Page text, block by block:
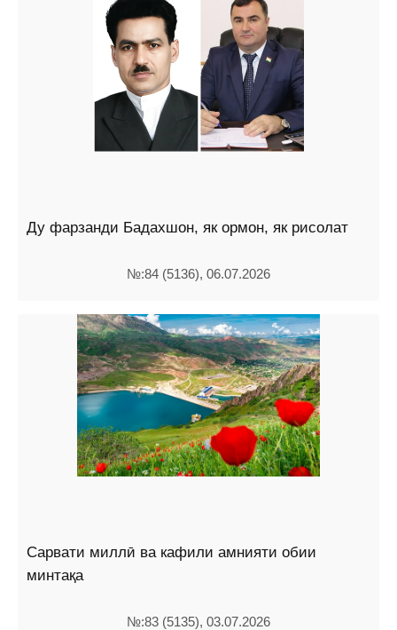
Ду фарзанди Бадахшон, як ормон, як рисолат
№:84 (5136), 06.07.2026
Сарвати миллӣ ва кафили амнияти обии
минтақа
№:83 (5135), 03.07.2026